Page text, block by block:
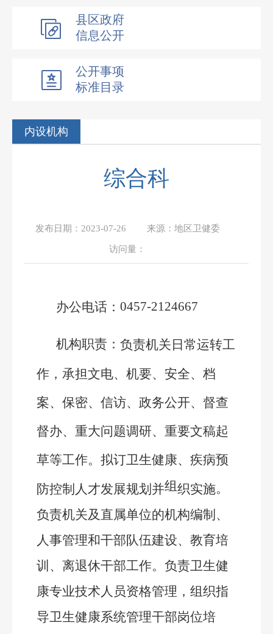
县区政府
信息公开
公开事项
标准目录
内设机构
综合科
发布日期： 2023-07-26 来源： 地区卫健委
访问量：
办公电话： 0457-2124667
机构职责： 负责机关日常运转工
作，承担文电、机要、安全、档
案、保密、信访、政务公开、督查
督办、重大问题调研、重要文稿起
草等工作。拟订卫生健康、疾病预
防控制人才发展规划并组织实施。
负责机关及 直属单位的机构编制、
人事管理和干部队伍建设、教育培
训、离退休干部工作。负责卫生健
康专业技术人员资格管理，组织指
导卫生健康系统管理干部岗位培